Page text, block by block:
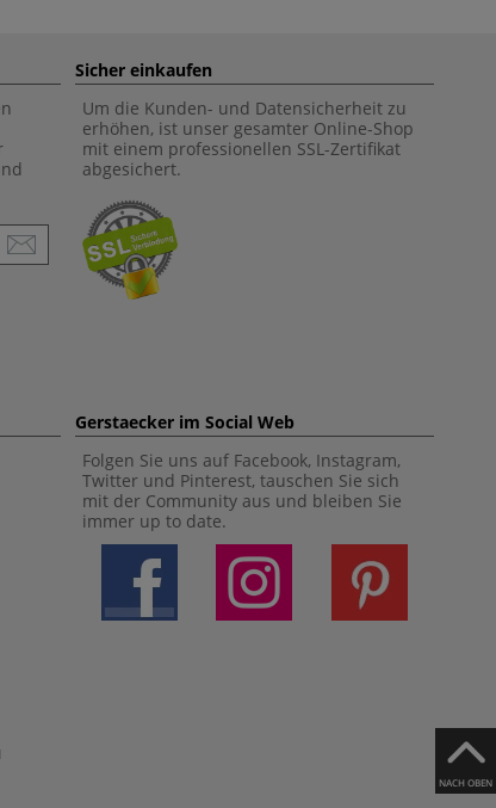
NACH OBEN
Sicher einkaufen
Um die Kunden- und Datensicherheit zu
erhöhen, ist unser gesamter Online-Shop
mit einem professionellen SSL-Zertifikat
abgesichert.
Gerstaecker im Social Web
Folgen Sie uns auf Facebook, Instagram,
Twitter und Pinterest, tauschen Sie sich
mit der Community aus und bleiben Sie
immer up to date.